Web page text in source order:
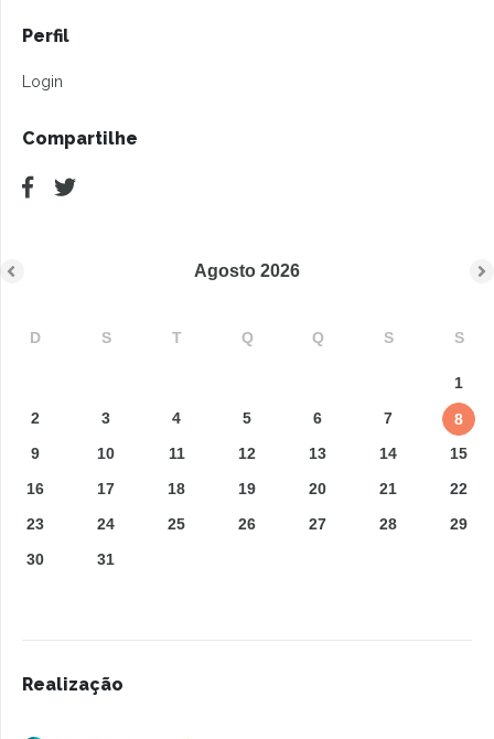
Perfil
Login
Compartilhe
Agosto 2026
D S T Q Q S S
1
2
3 4 5 6 7
8
9
10 11 12 13 14
15
16
17 18 19 20 21
22
23
24 25 26 27 28
29
30
31
Realização